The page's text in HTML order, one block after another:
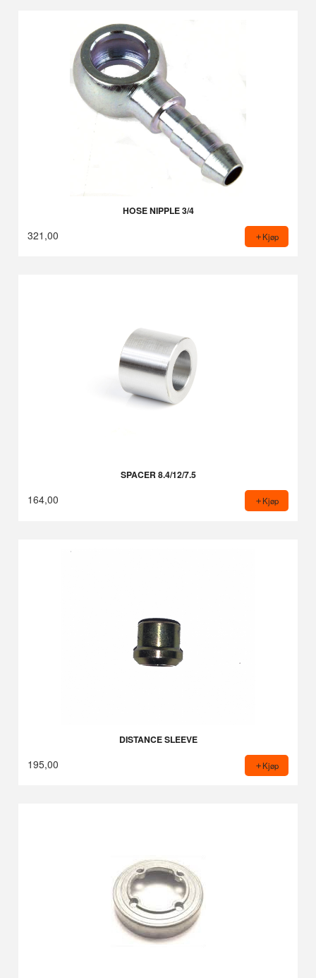
HOSE NIPPLE 3/4
321,00 Kjøp
SPACER 8.4/12/7.5
164,00 Kjøp
DISTANCE SLEEVE
195,00 Kjøp